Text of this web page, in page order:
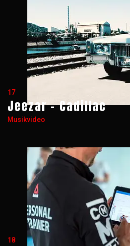
17
Jeezar - Cadillac
Musikvideo
18